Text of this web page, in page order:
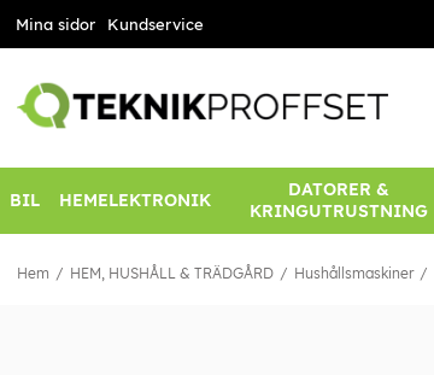
Mina sidor Kundservice
BIL HEMELEKTRONIK
DATORER &
KRINGUTRUSTNING
Hem HEM, HUSHÅLL & TRÄDGÅRD Hushållsmaskiner